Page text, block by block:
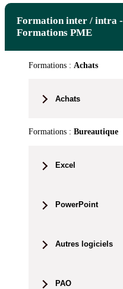
Formation inter / intra -
Formations PME
Formations : Achats
Achats
Formations : Bureautique
Excel
PowerPoint
Autres logiciels
PAO